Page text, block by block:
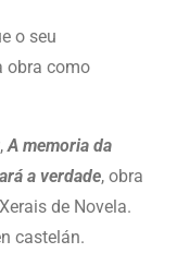
o seu
obra como
,A memoria da
a verdade, obra
de Novela.
castelán.